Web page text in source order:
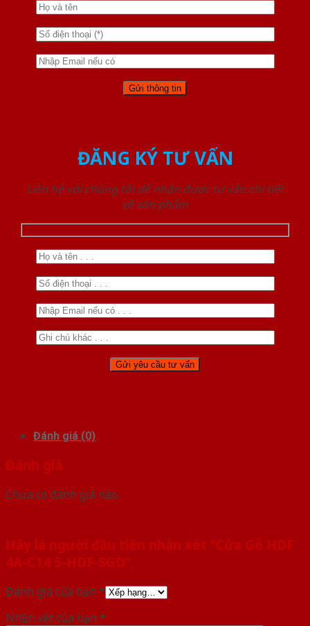
ĐĂNG KÝ TƯ VẤN
Liên hệ với chúng tôi để nhận được tư vấn chi tiết
về sản phẩm
Đánh giá (0)
Đánh giá
Chưa có đánh giá nào.
Hãy là người đầu tiên nhận xét “Cửa Gỗ HDF
4A-C14 5-HDF-SGD”
Đánh giá của bạn *
Nhận xét của bạn *